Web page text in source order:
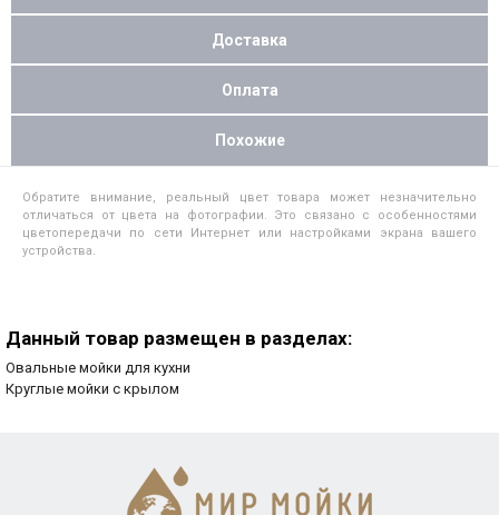
Доставка
Оплата
Похожие
Обратите внимание, реальный цвет товара может незначительно
отличаться от цвета на фотографии. Это связано с особенностями
цветопередачи по сети Интернет или настройками экрана вашего
устройства.
Данный товар размещен в разделах:
Овальные мойки для кухни
Круглые мойки с крылом